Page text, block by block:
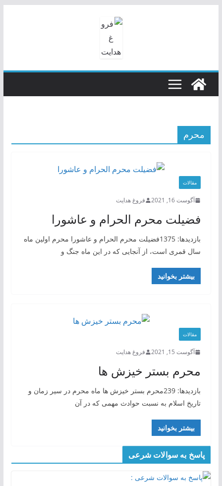
محرم
مقالات
آگوست 16, 2021 فروغ هدایت
فضیلت محرم الحرام و عاشورا
بازدیدها: 1375فضیلت محرم الحرام و عاشورا محرم اولین ماه
سال قمری است، از آنجایی که در این ماه جنگ و
بیشتر بخوانید
مقالات
آگوست 15, 2021 فروغ هدایت
محرم بستر خیزش ها
بازدیدها: 239محرم بستر خیزش ها ماه محرم در سیر زمان و
تاریخ اسلام به نسبت حوادث مهمی که در آن
بیشتر بخوانید
پاسخ به سوالات شرعی